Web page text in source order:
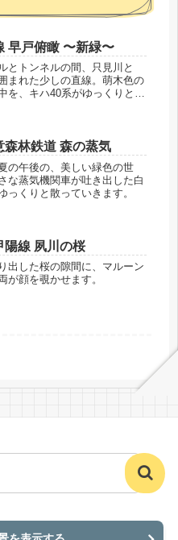
早戸俯瞰 〜新緑〜
とトンネルの間、只見川と
まれた少しの直線。萌木色の
を、キハ40系がゆっくりと進
森林鉄道 森の蒸気
の午後の、美しい緑色の世
な蒸気機関車が吐き出した白
っくりと散っていきます。
陽線 夙川の桜
出した桜の隙間に、マルーン
が顔を覗かせます。